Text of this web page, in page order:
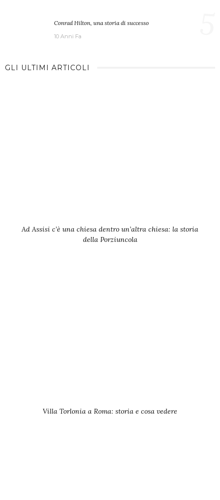
Conrad Hilton, una storia di successo
10 Anni Fa
GLI ULTIMI ARTICOLI
Ad Assisi c’è una chiesa dentro un’altra chiesa: la storia
della Porziuncola
Villa Torlonia a Roma: storia e cosa vedere